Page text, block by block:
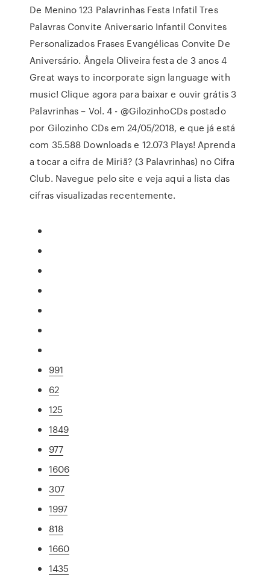
De Menino 123 Palavrinhas Festa Infatil Tres
Palavras Convite Aniversario Infantil Convites
Personalizados Frases Evangélicas Convite De
Aniversário. Ângela Oliveira festa de 3 anos 4
Great ways to incorporate sign language with
music! Clique agora para baixar e ouvir grátis 3
Palavrinhas – Vol. 4 - @GilozinhoCDs postado
por Gilozinho CDs em 24/05/2018, e que já está
com 35.588 Downloads e 12.073 Plays! Aprenda
a tocar a cifra de Miriã? (3 Palavrinhas) no Cifra
Club. Navegue pelo site e veja aqui a lista das
cifras visualizadas recentemente.
991
62
125
1849
977
1606
307
1997
818
1660
1435